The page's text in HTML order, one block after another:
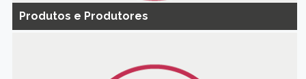
Produtos e Produtores